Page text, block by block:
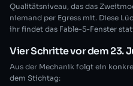
Qualitätsniveau, das das
niemand per Egress mit. Diese
ihr findet das Fable-5-Fenster
Vier Schritte vor dem 23.
Aus der Mechanik folgt ein
dem Stichtag: